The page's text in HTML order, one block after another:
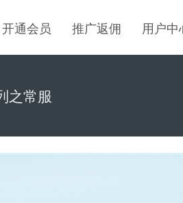
开通会员 推广返佣 用户中
之常服